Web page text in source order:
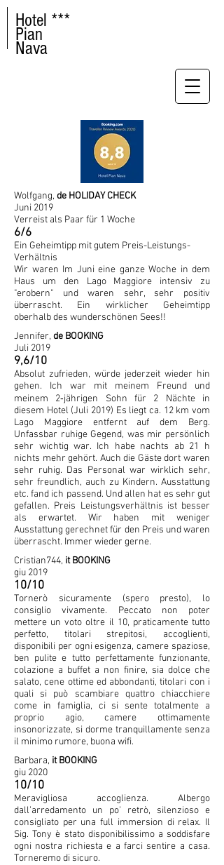
Hotel ***
Pian
Nava
Wolfgang, de HOLIDAY CHECK
Juni 2019
Verreist als Paar für 1 Woche
6/6
Ein Geheimtipp mit gutem Preis-Leistungs-
Verhältnis
Wir waren Im Juni eine ganze Woche in dem
Haus um den Lago Maggiore intensiv zu
"erobern" und waren sehr, sehr positiv
überrascht. Ein wirklicher Geheimtipp
oberhalb des wunderschönen Sees!!
Jennifer, de BOOKING
Juli 2019
9,6/10
Absolut zufrieden, würde jederzeit wieder hin
gehen. Ich war mit meinem Freund und
meinem 2‑jährigen Sohn für 2 Nächte in
diesem Hotel (Juli 2019) Es liegt ca. 12 km vom
Lago Maggiore entfernt auf dem Berg.
Unfassbar ruhige Gegend, was mir persönlich
sehr wichtig war. Ich habe nachts ab 21 h
nichts mehr gehört. Auch die Gäste dort waren
sehr ruhig. Das Personal war wirklich sehr,
sehr freundlich, auch zu Kindern. Ausstattung
etc. fand ich passend. Und allen hat es sehr gut
gefallen. Preis Leistungsverhältnis ist besser
als erwartet. Wir haben mit weniger
Ausstattung gerechnet für den Preis und waren
überrascht. Immer wieder gerne.
Cristian744, it BOOKING
giu 2019
10/10
Tornerò sicuramente (spero presto), lo
consiglio vivamente. Peccato non poter
mettere un voto oltre il 10, praticamente tutto
perfetto, titolari strepitosi, accoglienti,
disponibili per ogni esigenza, camere spaziose,
ben pulite e tutto perfettamente funzionante,
colazione a buffet a non finire, sia dolce che
salato, cene ottime ed abbondanti, titolari con i
quali si può scambiare quattro chiacchiere
come in famiglia, ci si sente totalmente a
proprio agio, camere ottimamente
insonorizzate, si dorme tranquillamente senza
il minimo rumore, buona wifi.
Barbara, it BOOKING
giu 2020
10/10
Meravigliosa accoglienza. Albergo
dall’arredamento un po’ retrò, silenzioso e
consigliato per una full immersion di relax. Il
Sig. Tony è stato disponibilissimo a soddisfare
ogni nostra richiesta e a farci sentire a casa.
Torneremo di sicuro.